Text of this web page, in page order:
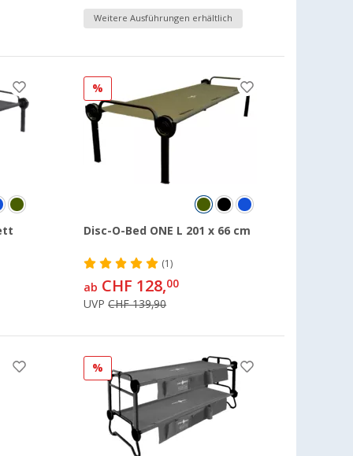
Weitere Ausführungen erhältlich
%
Disc-O-Bed ONE L 201 x 66 cm
(1)
ab CHF 128,00
UVPCHF 139,90
%